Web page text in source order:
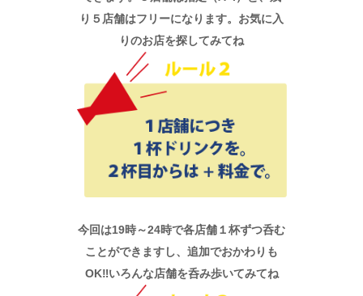
り５店舗はフリーになります。お気に入
りのお店を探してみてね
今回は19時～24時で各店舗１杯ずつ呑む
ことができますし、追加でおかわりも
OK‼いろんな店舗を呑み歩いてみてね